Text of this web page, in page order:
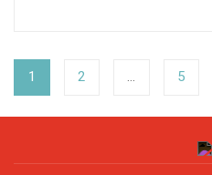
1 2 … 5